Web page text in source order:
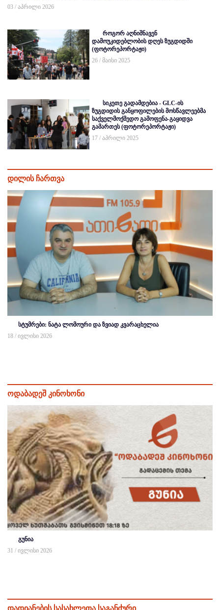
03 / აპრილი 2026
როგორ აღნიშნავენ
დამოუკიდებლობის დღეს ზუგდიდში
(ფოტორეპორტაჟი)
26 / მაისი 2025
სიკეთე გადამდებია - GLC-ის
ზუგდიდის განყოფილების მოსწავლეებმა
საქველმოქმედო გამოფენა-გაყიდვა
გამართეს (ფოტორეპორტაჟი)
17 / აპრილი 2025
დილის ჩართვა
სტუმრები: ნატა ლომოური და ზვიად კვარაცხელია
18 / ივლისი 2026
ოდაბადეშ კინოხონი
გუნია
31 / ივლისი 2026
დადიანების სასახლეთა საგანძური